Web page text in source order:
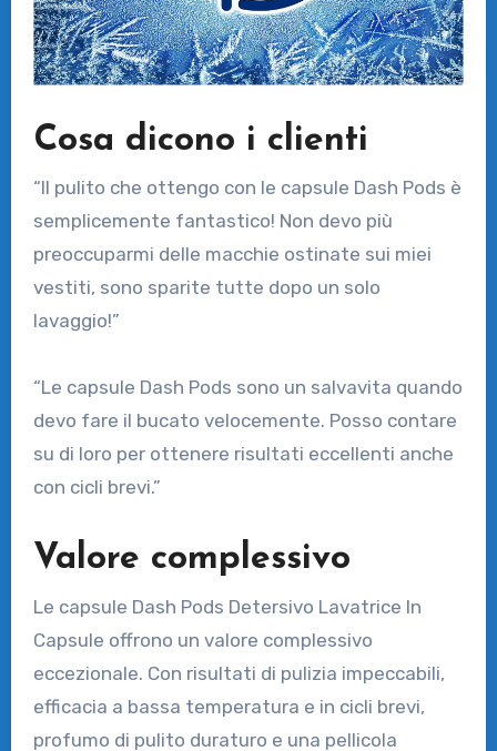
Cosa dicono i clienti
“Il pulito che ottengo con le capsule Dash Pods è
semplicemente fantastico! Non devo più
preoccuparmi delle macchie ostinate sui miei
vestiti, sono sparite tutte dopo un solo
lavaggio!”
“Le capsule Dash Pods sono un salvavita quando
devo fare il bucato velocemente. Posso contare
su di loro per ottenere risultati eccellenti anche
con cicli brevi.”
Valore complessivo
Le capsule Dash Pods Detersivo Lavatrice In
Capsule offrono un valore complessivo
eccezionale. Con risultati di pulizia impeccabili,
efficacia a bassa temperatura e in cicli brevi,
profumo di pulito duraturo e una pellicola